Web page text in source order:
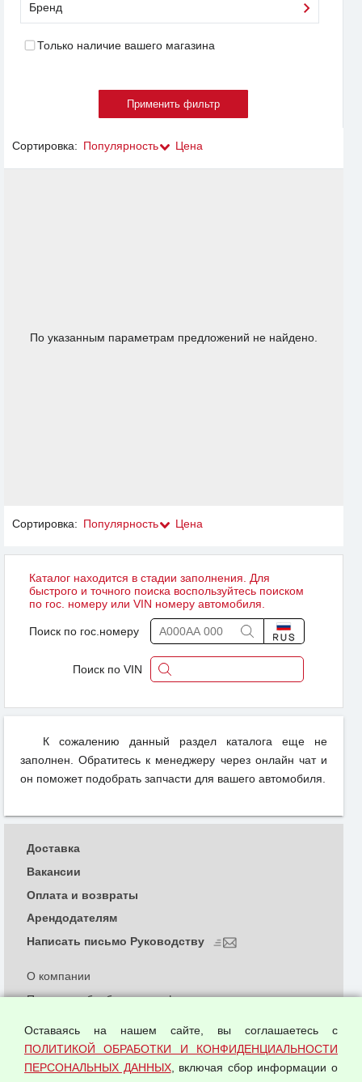
Бренд
Только наличие вашего магазина
Сортировка: Популярность Цена
По указанным параметрам предложений не найдено.
Сортировка: Популярность Цена
Каталог находится в стадии заполнения. Для
быстрого и точного поиска воспользуйтесь поиском
по гос. номеру или VIN номеру автомобиля.
Поиск по гос.номеру
Поиск по VIN
К сожалению данный раздел каталога еще не
заполнен. Обратитесь к менеджеру через онлайн чат и
он поможет подобрать запчасти для вашего автомобиля.
О компании
Политика обработки и конфиденциальности
Согласием на обработку персональных данных
Оферта оптовой купли-продажи
Доставка
Вакансии
Оплата и возвраты
Арендодателям
Написать письмо Руководству
Оставаясь на нашем сайте, вы соглашаетесь с
ПОЛИТИКОЙ ОБРАБОТКИ И КОНФИДЕНЦИАЛЬНОСТИ
ПЕРСОНАЛЬНЫХ ДАННЫХ, включая сбор информации о